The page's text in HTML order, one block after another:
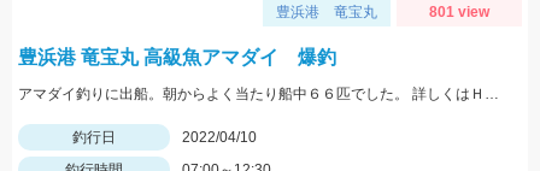
豊浜港 竜宝丸 801 view
豊浜港 竜宝丸 高級魚アマダイ 爆釣
アマダイ釣りに出船。朝からよく当たり船中６６匹でした。 詳しくはＨＰで。
釣行日
2022/04/10